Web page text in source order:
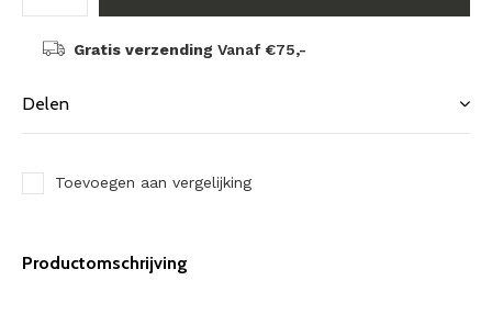
Gratis verzending Vanaf €75,-
Delen
Toevoegen aan vergelijking
Productomschrijving